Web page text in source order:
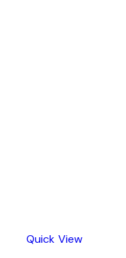
Quick View